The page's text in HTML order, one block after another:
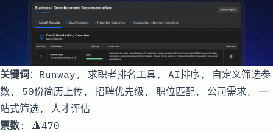
关键词：Runway, 求职者排名工具, AI排序, 自定义筛选参
数, 50份简历上传, 招聘优先级, 职位匹配, 公司需求, 一
站式筛选, 人才评估
票数: 🔺470